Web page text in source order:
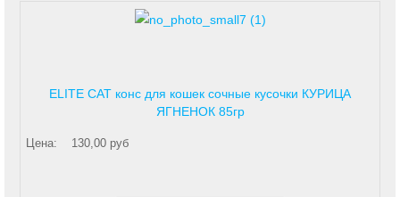
ELITE CAT конс для кошек сочные кусочки КУРИЦА
ЯГНЕНОК 85гр
Цена: 130,00 руб